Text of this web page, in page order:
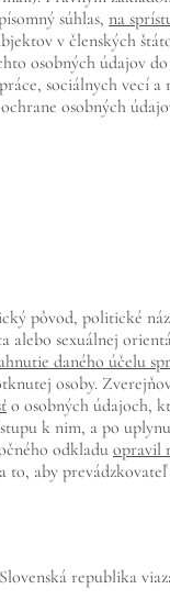
súhlas, na
v členských
osobných údajov
sociálnych vecí
osobných
pôvod, politické
alebo sexuálnej
daného účelu
osoby.
o osobných údajoch,
k nim, a po
odkladu opravil
to, aby
republika